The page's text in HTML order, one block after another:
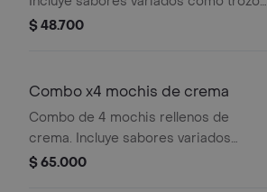
de Oreo. Personaliza con un mensaje
$ 48.700
Combo x4 mochis de crema
Combo de 4 mochis rellenos de
crema. Incluye sabores variados
como trozos de Oreo. Personaliza
$ 65.000